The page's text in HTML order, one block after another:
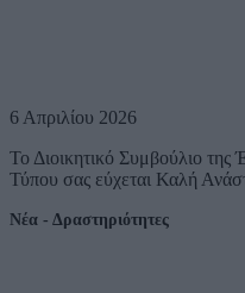
6 Απριλίου 2026
Το Διοικητικό Συμβούλιο
Τύπου σας εύχεται Καλή
Νέα - Δραστηριότητες